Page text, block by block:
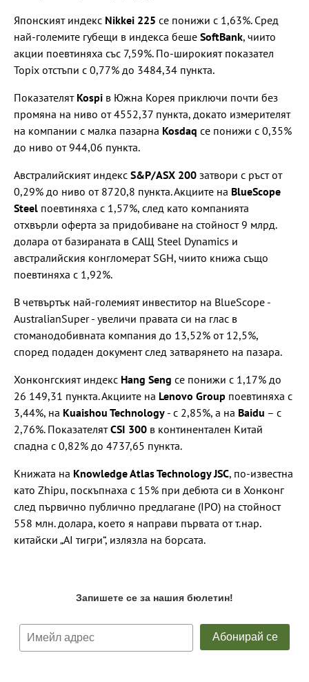
Японският индекс Nikkei 225 се понижи с 1,63%. Сред
най-големите губещи в индекса беше SoftBank, чиито
акции поевтиняха със 7,59%. По-широкият показател
Topix отстъпи с 0,77% до 3484,34 пункта.
Показателят Kospi в Южна Корея приключи почти без
промяна на ниво от 4552,37 пункта, докато измерителят
на компании с малка пазарна Kosdaq се понижи с 0,35%
до ниво от 944,06 пункта.
Австралийският индекс S&P/ASX 200 затвори с ръст от
0,29% до ниво от 8720,8 пункта. Акциите на BlueScope
Steel поевтиняха с 1,57%, след като компанията
отхвърли оферта за придобиване на стойност 9 млрд.
долара от базираната в САЩ Steel Dynamics и
австралийския конгломерат SGH, чиито книжа също
поевтиняха с 1,92%.
В четвъртък най-големият инвеститор на BlueScope -
AustralianSuper - увеличи правата си на глас в
стоманодобивната компания до 13,52% от 12,5%,
според подаден документ след затварянето на пазара.
Хонконгският индекс Hang Seng се понижи с 1,17% до
26 149,31 пункта. Акциите на Lenovo Group поевтиняха с
3,44%, на Kuaishou Technology - с 2,85%, а на Baidu – с
2,76%. ПоказателятCSI 300 в континентален Китай
спадна с 0,82% до 4737,65 пункта.
Книжата на Knowledge Atlas Technology JSC, по-известна
като Zhipu, поскъпнаха с 15% при дебюта си в Хонконг
след първично публично предлагане (IPO) на стойност
558 млн. долара, което я направи първата от т.нар.
китайски „AI тигри“, излязла на борсата.